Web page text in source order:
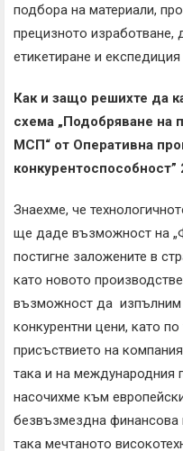
подбора на материали,
прецизното изработване,
етикетиране и
Как и защо решихте да
схема „Подобряване на
МСП“ от Оперативна
конкурентоспособност”
Знаехме, че
ще даде възможност
постигне заложените в
като новото
възможност да
конкурентни цени, като
присъствието на
така и на международния
насочихме към
безвъзмездна
така мечтаното